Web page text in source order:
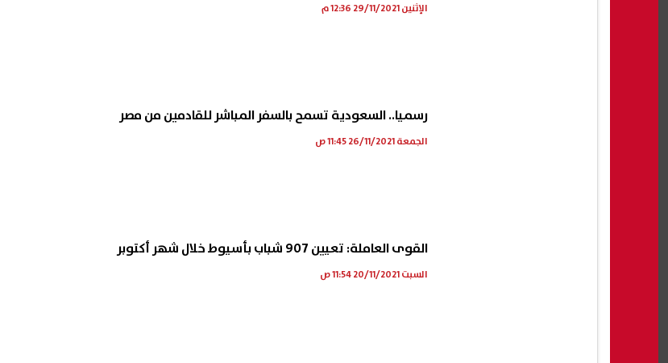
الإثنين 29/11/2021 12:36 م
رسميا.. السعودية تسمح بالسفر المباشر للقادمين من مصر
الجمعة 26/11/2021 11:45 ص
القوى العاملة: تعيين 907 شباب بأسيوط خلال شهر أكتوبر
السبت 20/11/2021 11:54 ص